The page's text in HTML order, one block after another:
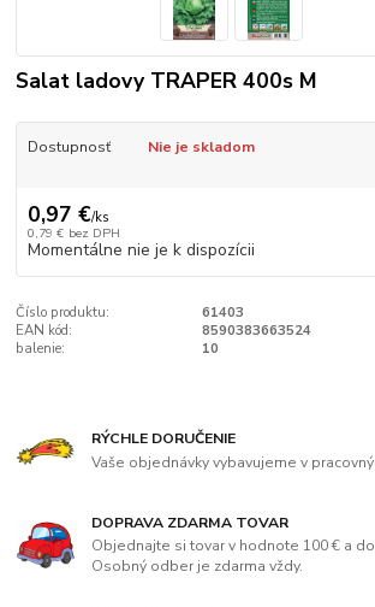
Salat ladovy TRAPER 400s M
Dostupnosť Nie je skladom
0,97 €/ks
0,79 € bez DPH
Momentálne nie je k dispozícii
Číslo produktu:
61403
EAN kód:
8590383663524
balenie:
10
RÝCHLE DORUČENIE
Vaše objednávky vybavujeme v
DOPRAVA ZDARMA TOVAR
Objednajte si tovar v hodnote 100 € a
Osobný odber je zdarma vždy.